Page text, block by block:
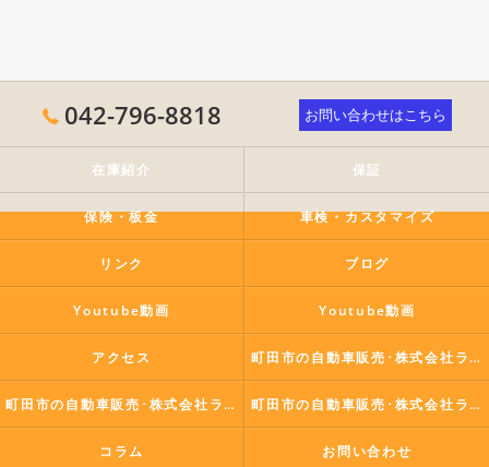
042-796-8818 お問い合わせはこちら
在庫紹介 保証
保険・板金 車検・カスタマイズ
リンク ブログ
Youtube動画 Youtube動画
アクセス 町田市の自動車販売･株式会社ラポールコーポレーションの口コミ情報
町田市の自動車販売･株式会社ラポールコーポレーションの評判 町田市の自動車販売･株式会社ラポールコーポレーションのお客様の声
コラム お問い合わせ